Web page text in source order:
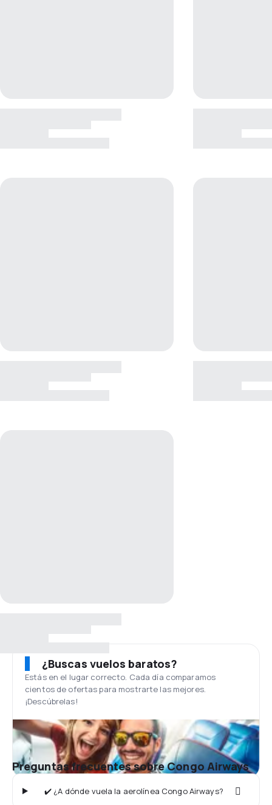
¿Buscas vuelos baratos?
Estás en el lugar correcto. Cada día comparamos
cientos de ofertas para mostrarte las mejores.
¡Descúbrelas!
Preguntas frecuentes sobre Congo Airways
✔️ ¿A dónde vuela la aerolínea Congo Airways?